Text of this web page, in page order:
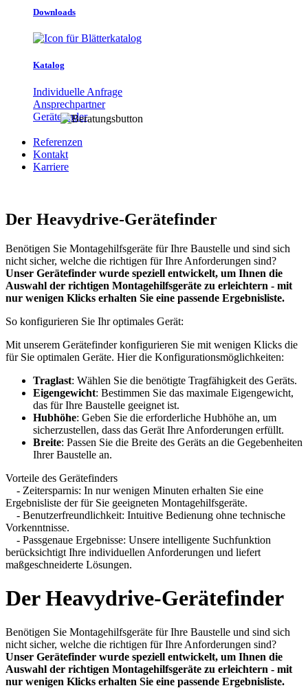
Downloads
Katalog
Individuelle Anfrage
Ansprechpartner
Gerätefinder
Referenzen
Kontakt
Karriere
Der Heavydrive-Gerätefinder
Benötigen Sie Montagehilfsgeräte für Ihre Baustelle und sind sich
nicht sicher, welche die richtigen für Ihre Anforderungen sind?
Unser Gerätefinder wurde speziell entwickelt, um Ihnen die
Auswahl der richtigen Montagehilfsgeräte zu erleichtern - mit
nur wenigen Klicks erhalten Sie eine passende Ergebnisliste.
So konfigurieren Sie Ihr optimales Gerät:
Mit unserem Gerätefinder konfigurieren Sie mit wenigen Klicks die
für Sie optimalen Geräte. Hier die Konfigurationsmöglichkeiten:
Traglast: Wählen Sie die benötigte Tragfähigkeit des Geräts.
Eigengewicht: Bestimmen Sie das maximale Eigengewicht,
das für Ihre Baustelle geeignet ist.
Hubhöhe: Geben Sie die erforderliche Hubhöhe an, um
sicherzustellen, dass das Gerät Ihre Anforderungen erfüllt.
Breite: Passen Sie die Breite des Geräts an die Gegebenheiten
Ihrer Baustelle an.
Vorteile des Gerätefinders
- Zeitersparnis: In nur wenigen Minuten erhalten Sie eine
Ergebnisliste der für Sie geeigneten Montagehilfsgeräte.
- Benutzerfreundlichkeit: Intuitive Bedienung ohne technische
Vorkenntnisse.
- Passgenaue Ergebnisse: Unsere intelligente Suchfunktion
berücksichtigt Ihre individuellen Anforderungen und liefert
maßgeschneiderte Lösungen.
Der Heavydrive-Gerätefinder
Benötigen Sie Montagehilfsgeräte für Ihre Baustelle und sind sich
nicht sicher, welche die richtigen für Ihre Anforderungen sind?
Unser Gerätefinder wurde speziell entwickelt, um Ihnen die
Auswahl der richtigen Montagehilfsgeräte zu erleichtern - mit
nur wenigen Klicks erhalten Sie eine passende Ergebnisliste.